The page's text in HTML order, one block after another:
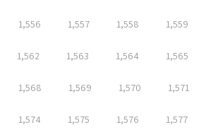
1,556 1,557 1,558 1,559
1,562 1,563 1,564 1,565
1,568 1,569 1,570 1,571
1,574 1,575 1,576 1,577